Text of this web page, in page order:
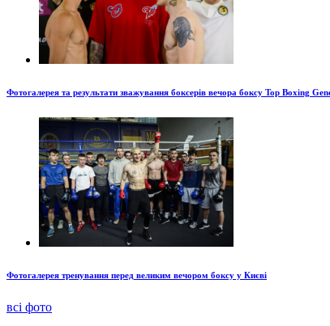
Фотогалерея та результати зважування боксерів вечора боксу Top Boxing
Фотогалерея тренування перед великим вечором боксу у Києві
всі фото